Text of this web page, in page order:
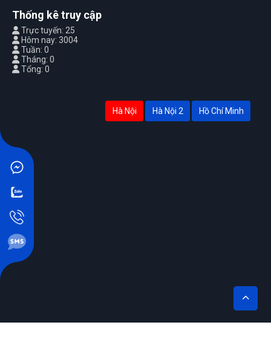
Thống kê truy cập
Trực tuyến: 25
Hôm nay: 3004
Tuần: 0
Tháng: 0
Tổng: 0
Hà Nội Hà Nội 2 Hồ Chí Minh